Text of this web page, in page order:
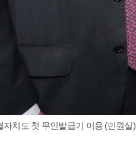
자치도 첫 무인발급기 이용 (민원실)